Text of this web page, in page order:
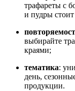
трафареты с
и пудры
выбирайте
краями;
тематика:
день,
продукции.